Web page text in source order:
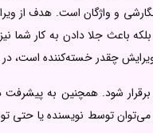
و واژگان است. هدف
باعث جلا دادن به کار
چقدر خسته‌کننده است،
شود. همچنین به
می‌توان توسط نویسنده یا